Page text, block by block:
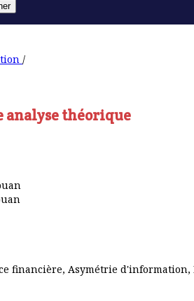
/
analyse théorique
financière, Asymétrie d'information,